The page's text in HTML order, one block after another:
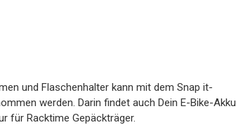
und Flaschenhalter kann mit dem Snap it-
werden. Darin findet auch Dein E-Bike-Akku
für Racktime Gepäckträger.